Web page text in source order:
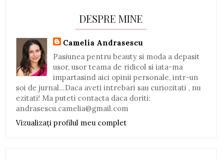
DESPRE MINE
Camelia Andrasescu
Pasiunea pentru beauty si moda a depasit
usor, usor teama de ridicol si iata-ma
impartasind aici opinii personale, intr-un
soi de jurnal...Daca aveti intrebari sau curiozitati , nu
ezitati! Ma puteti contacta daca doriti:
andrasescu.camelia@gmail.com
Vizualizați profilul meu complet